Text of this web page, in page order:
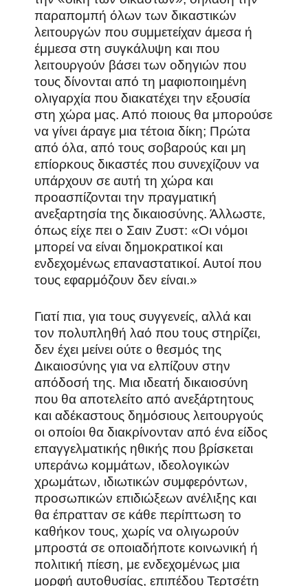
παραπομπή όλων των δικαστικών
λειτουργών που συμμετείχαν άμεσα ή
έμμεσα στη συγκάλυψη και που
λειτουργούν βάσει των οδηγιών που
τους δίνονται από τη μαφιοποιημένη
ολιγαρχία που διακατέχει την εξουσία
στη χώρα μας. Από ποιους θα μπορούσε
να γίνει άραγε μια τέτοια δίκη; Πρώτα
από όλα, από τους σοβαρούς και μη
επίορκους δικαστές που συνεχίζουν να
υπάρχουν σε αυτή τη χώρα και
προασπίζονται την πραγματική
ανεξαρτησία της δικαιοσύνης. Άλλωστε,
όπως είχε πει ο Σαιν Ζυστ: «Οι νόμοι
μπορεί να είναι δημοκρατικοί και
ενδεχομένως επαναστατικοί. Αυτοί που
τους εφαρμόζουν δεν είναι.»
Γιατί πια, για τους συγγενείς, αλλά και
τον πολυπληθή λαό που τους στηρίζει,
δεν έχει μείνει ούτε ο θεσμός της
Δικαιοσύνης για να ελπίζουν στην
απόδοσή της. Μια ιδεατή δικαιοσύνη
που θα αποτελείτο από ανεξάρτητους
και αδέκαστους δημόσιους λειτουργούς
οι οποίοι θα διακρίνονταν από ένα είδος
επαγγελματικής ηθικής που βρίσκεται
υπεράνω κομμάτων, ιδεολογικών
χρωμάτων, ιδιωτικών συμφερόντων,
προσωπικών επιδιώξεων ανέλιξης και
θα έπρατταν σε κάθε περίπτωση το
καθήκον τους, χωρίς να ολιγωρούν
μπροστά σε οποιαδήποτε κοινωνική ή
πολιτική πίεση, με ενδεχομένως μια
μορφή αυτοθυσίας, επιπέδου Τερτσέτη